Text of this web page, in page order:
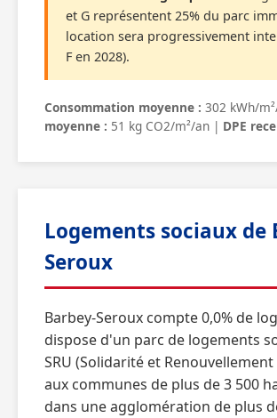
et G représentent 25% du parc
location sera progressivement
F en 2028).
Consommation moyenne : 302 kWh/
moyenne : 51 kg CO2/m²/an | DPE
Logements sociaux de
Seroux
Barbey-Seroux compte 0,0% de
dispose d'un parc de logements
SRU (Solidarité et
aux communes de plus de 3 500
dans une agglomération de plus